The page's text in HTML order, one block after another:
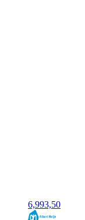
6,993,50